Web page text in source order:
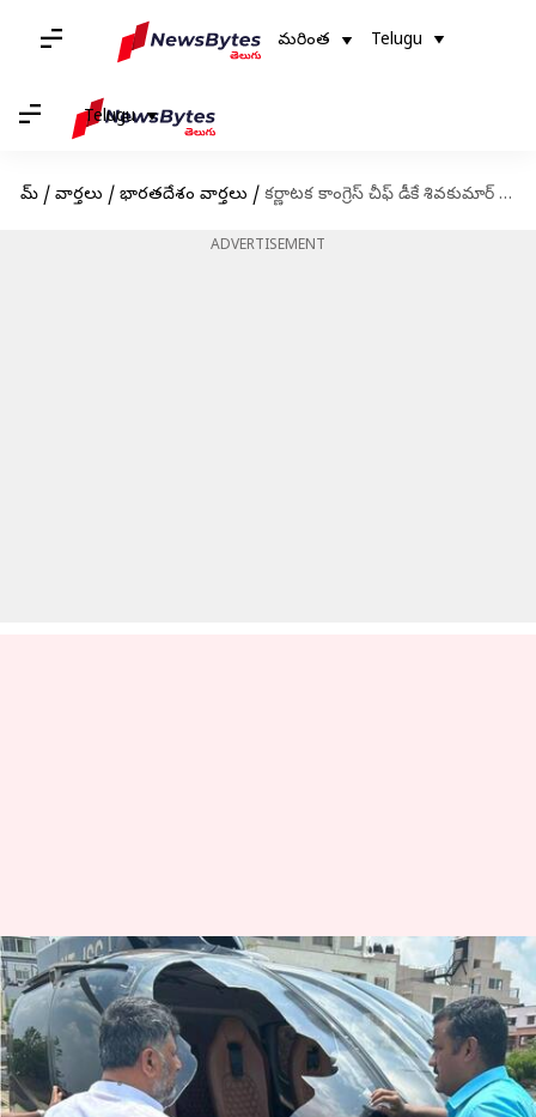
మరింత Telugu
Telugu
హోమ్ / వార్తలు / భారతదేశం వార్తలు / కర్ణాటక కాంగ్రెస్ చీఫ్ డీకే శివకుమార్‌ తప్పిన ప్రమాదం; హెలికాప్టర్ అత్యవసరల ల్యాండింగ్
ADVERTISEMENT
కర్ణాటక కాంగ్రెస్ చీఫ్ డీకే శివకుమార్‌
తప్పిన ప్రమాదం; హెలికాప్టర్
అత్యవసరల ల్యాండింగ్
వ్రాసిన వారు Stalin May 02, 2023 04:16 pm